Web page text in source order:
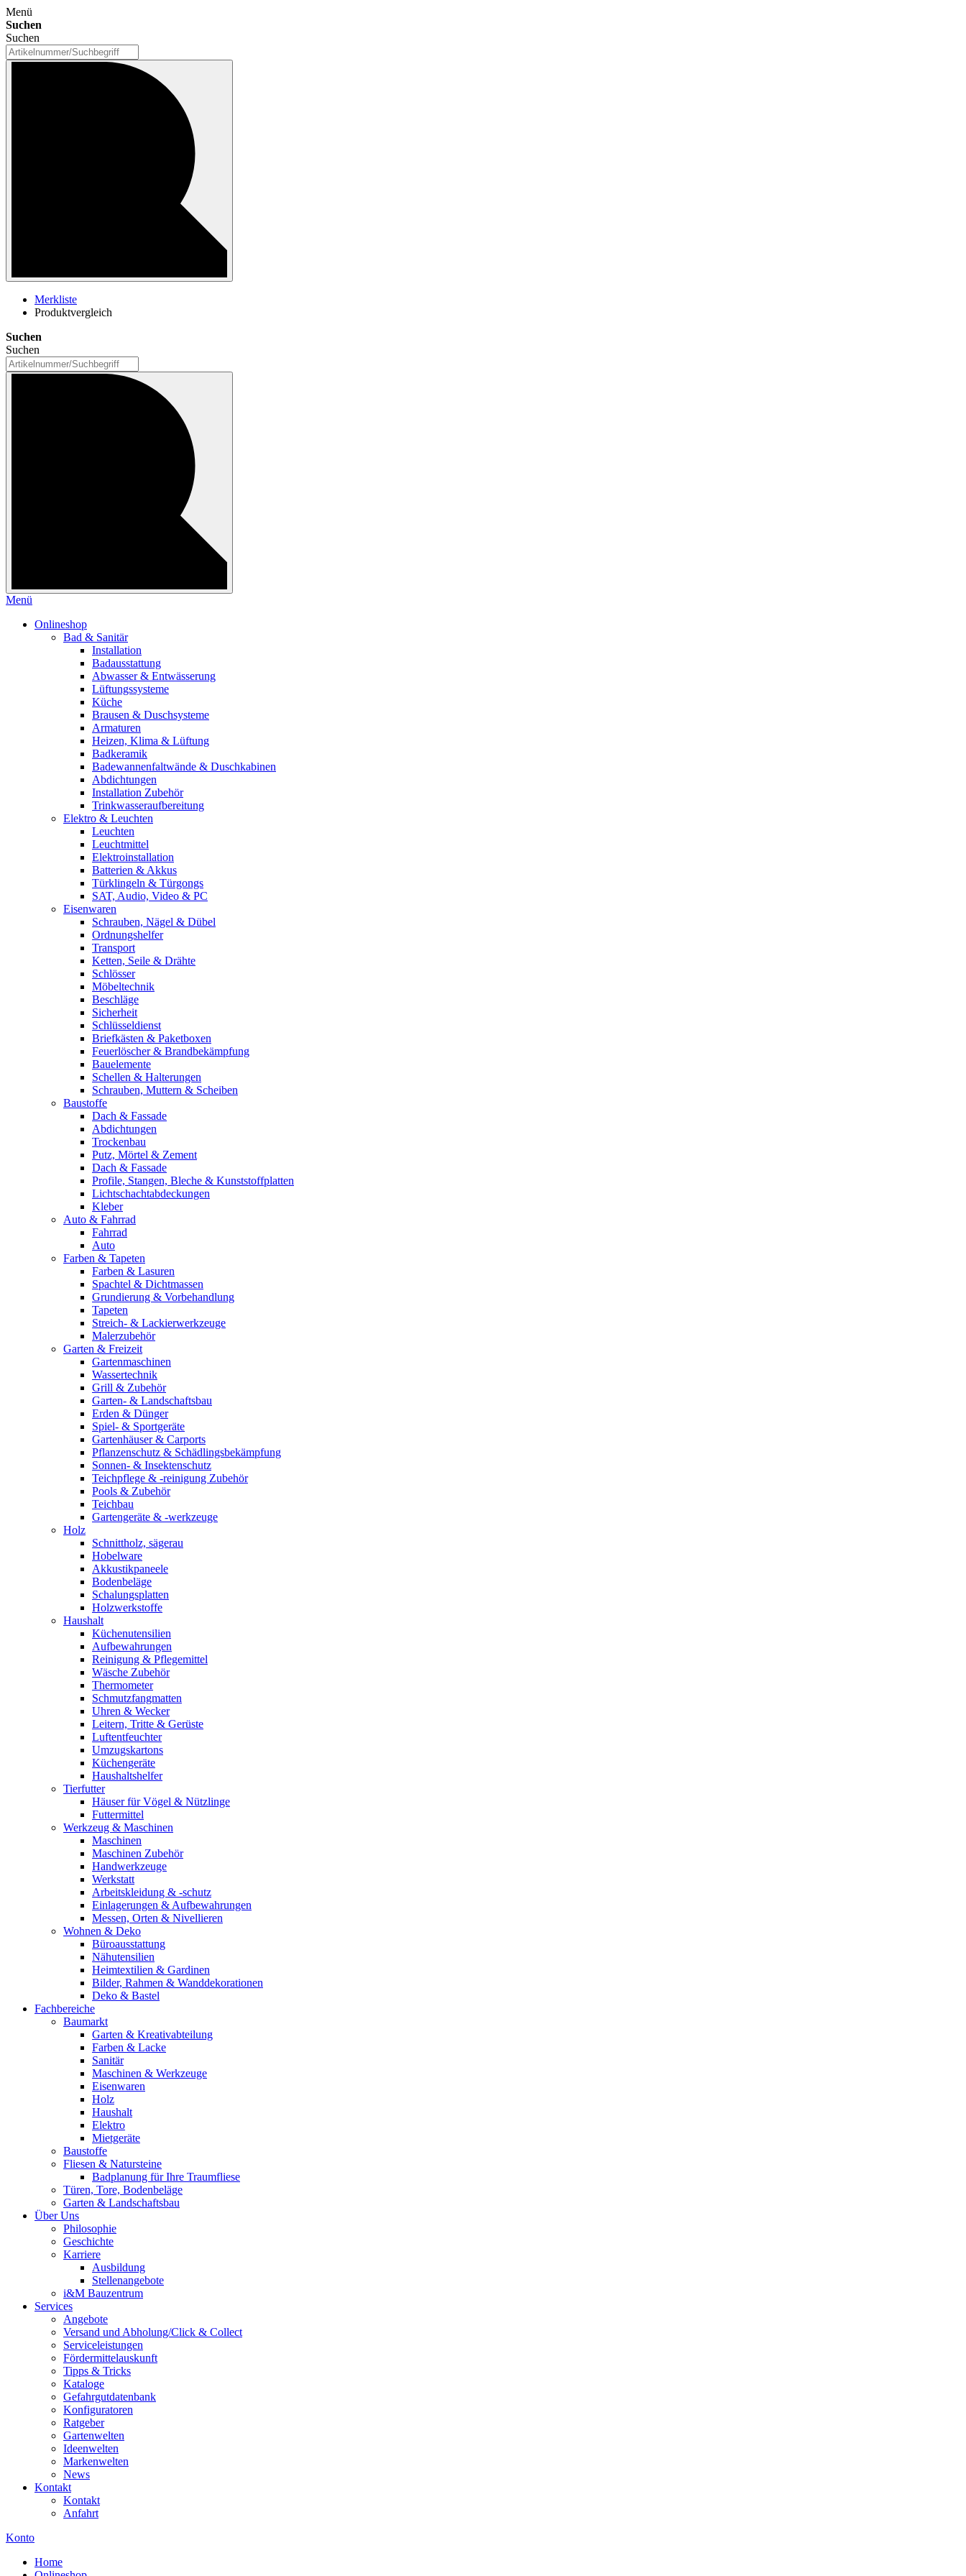
Menü
Suchen
Suchen
Merkliste
Produktvergleich
Suchen
Suchen
Menü
Onlineshop
Bad & Sanitär
Installation
Badausstattung
Abwasser & Entwässerung
Lüftungssysteme
Küche
Brausen & Duschsysteme
Armaturen
Heizen, Klima & Lüftung
Badkeramik
Badewannenfaltwände & Duschkabinen
Abdichtungen
Installation Zubehör
Trinkwasseraufbereitung
Elektro & Leuchten
Leuchten
Leuchtmittel
Elektroinstallation
Batterien & Akkus
Türklingeln & Türgongs
SAT, Audio, Video & PC
Eisenwaren
Schrauben, Nägel & Dübel
Ordnungshelfer
Transport
Ketten, Seile & Drähte
Schlösser
Möbeltechnik
Beschläge
Sicherheit
Schlüsseldienst
Briefkästen & Paketboxen
Feuerlöscher & Brandbekämpfung
Bauelemente
Schellen & Halterungen
Schrauben, Muttern & Scheiben
Baustoffe
Dach & Fassade
Abdichtungen
Trockenbau
Putz, Mörtel & Zement
Dach & Fassade
Profile, Stangen, Bleche & Kunststoffplatten
Lichtschachtabdeckungen
Kleber
Auto & Fahrrad
Fahrrad
Auto
Farben & Tapeten
Farben & Lasuren
Spachtel & Dichtmassen
Grundierung & Vorbehandlung
Tapeten
Streich- & Lackierwerkzeuge
Malerzubehör
Garten & Freizeit
Gartenmaschinen
Wassertechnik
Grill & Zubehör
Garten- & Landschaftsbau
Erden & Dünger
Spiel- & Sportgeräte
Gartenhäuser & Carports
Pflanzenschutz & Schädlingsbekämpfung
Sonnen- & Insektenschutz
Teichpflege & -reinigung Zubehör
Pools & Zubehör
Teichbau
Gartengeräte & -werkzeuge
Holz
Schnittholz, sägerau
Hobelware
Akkustikpaneele
Bodenbeläge
Schalungsplatten
Holzwerkstoffe
Haushalt
Küchenutensilien
Aufbewahrungen
Reinigung & Pflegemittel
Wäsche Zubehör
Thermometer
Schmutzfangmatten
Uhren & Wecker
Leitern, Tritte & Gerüste
Luftentfeuchter
Umzugskartons
Küchengeräte
Haushaltshelfer
Tierfutter
Häuser für Vögel & Nützlinge
Futtermittel
Werkzeug & Maschinen
Maschinen
Maschinen Zubehör
Handwerkzeuge
Werkstatt
Arbeitskleidung & -schutz
Einlagerungen & Aufbewahrungen
Messen, Orten & Nivellieren
Wohnen & Deko
Büroausstattung
Nähutensilien
Heimtextilien & Gardinen
Bilder, Rahmen & Wanddekorationen
Deko & Bastel
Fachbereiche
Baumarkt
Garten & Kreativabteilung
Farben & Lacke
Sanitär
Maschinen & Werkzeuge
Eisenwaren
Holz
Haushalt
Elektro
Mietgeräte
Baustoffe
Fliesen & Natursteine
Badplanung für Ihre Traumfliese
Türen, Tore, Bodenbeläge
Garten & Landschaftsbau
Über Uns
Philosophie
Geschichte
Karriere
Ausbildung
Stellenangebote
i&M Bauzentrum
Services
Angebote
Versand und Abholung/Click & Collect
Serviceleistungen
Fördermittelauskunft
Tipps & Tricks
Kataloge
Gefahrgutdatenbank
Konfiguratoren
Ratgeber
Gartenwelten
Ideenwelten
Markenwelten
News
Kontakt
Kontakt
Anfahrt
Konto
Home